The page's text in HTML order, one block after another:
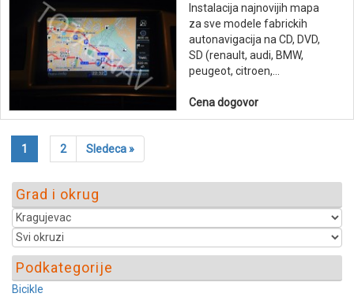
Instalacija najnovijih mapa
za sve modele fabrickih
autonavigacija na CD, DVD,
SD (renault, audi, BMW,
peugeot, citroen,...
Cena dogovor
1 2 Sledeca »
Grad i okrug
Podkategorije
Bicikle